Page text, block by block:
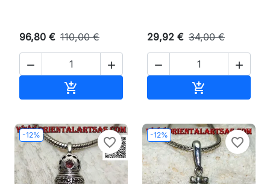
96,80 € 110,00 €
 

29,92 € 34,00 €
 

-12%
favorite_border
-12%
favorite_border